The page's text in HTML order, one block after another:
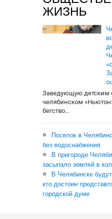
ЖИЗНЬ
Заведующую детским
челябинском
бегство...
Поселок в
без водоснабжения
В пригороде
засыпало землей в
В Челябинске
кто достоин
городской думе